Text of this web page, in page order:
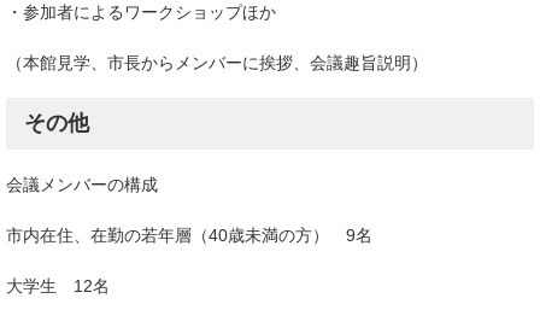
・参加者によるワークショップほか
​（本館見学、市長からメンバーに挨拶、会議趣旨説明）
その他
会議メンバーの構成
市内在住、在勤の若年層（40歳未満の方） 9名
大学生 12名